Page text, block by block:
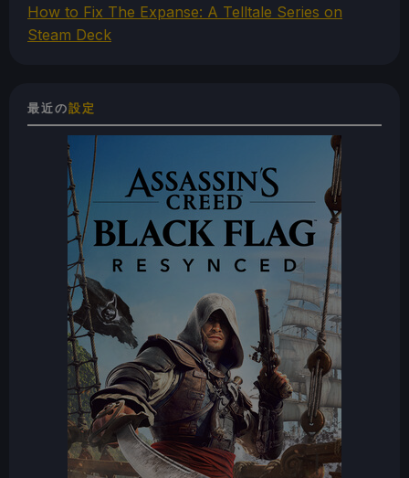
How to Fix The Expanse: A Telltale Series on
Steam Deck
最近の設定